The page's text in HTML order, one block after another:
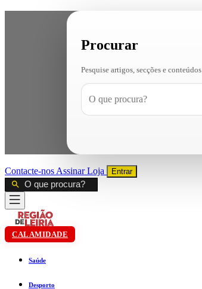
Procurar
Pesquise artigos, secções e conteúdos
Contacte-nos AssinarLoja Entrar
CALAMIDADE
Saúde
Desporto